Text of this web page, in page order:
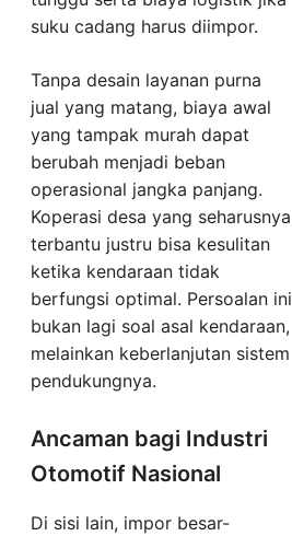
suku cadang harus diimpor.
Tanpa desain layanan purna
jual yang matang, biaya awal
yang tampak murah dapat
berubah menjadi beban
operasional jangka panjang.
Koperasi desa yang seharusnya
terbantu justru bisa kesulitan
ketika kendaraan tidak
berfungsi optimal. Persoalan ini
bukan lagi soal asal kendaraan,
melainkan keberlanjutan sistem
pendukungnya.
Ancaman bagi Industri
Otomotif Nasional
Di sisi lain, impor besar-